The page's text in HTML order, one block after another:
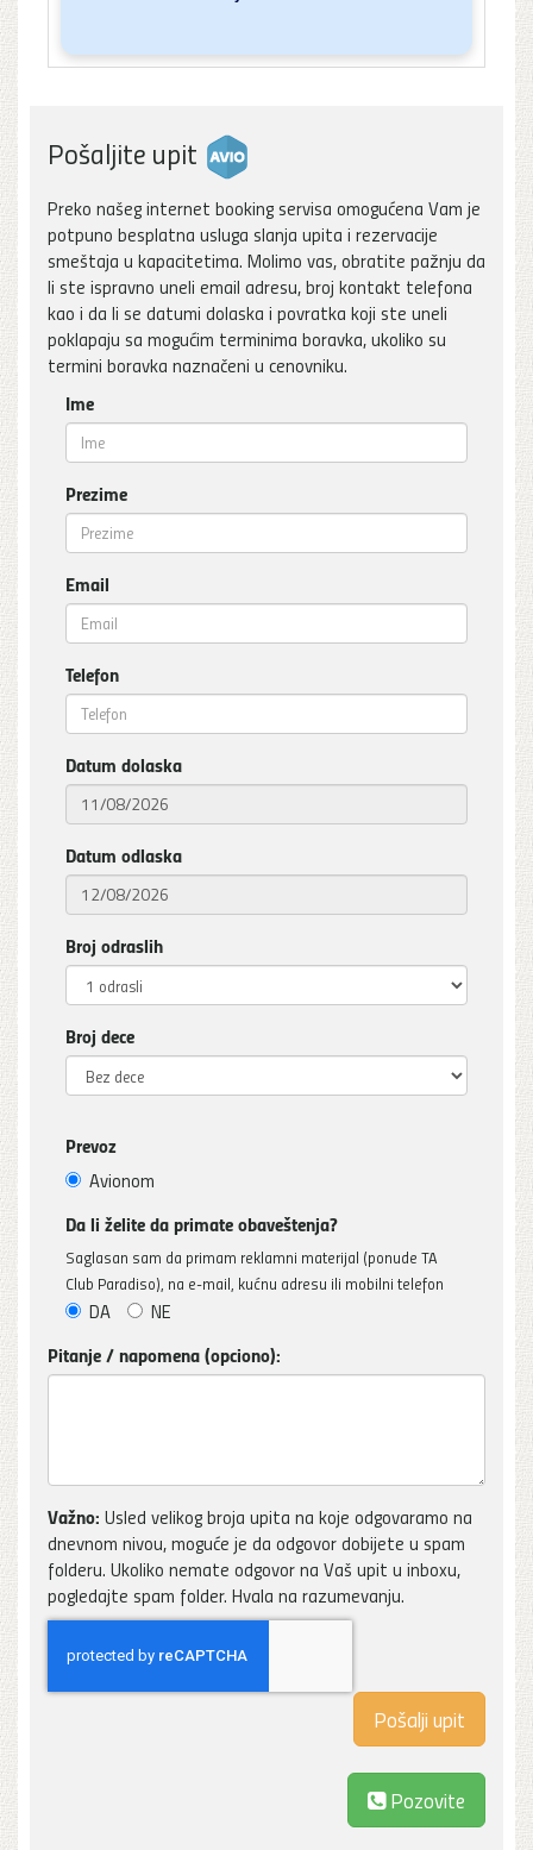
Pošaljite upit
Preko našeg internet booking servisa omogućena Vam je
potpuno besplatna usluga slanja upita i rezervacije
smeštaja u kapacitetima. Molimo vas, obratite pažnju da
li ste ispravno uneli email adresu, broj kontakt telefona
kao i da li se datumi dolaska i povratka koji ste uneli
poklapaju sa mogućim terminima boravka, ukoliko su
termini boravka naznačeni u cenovniku.
Ime
Prezime
Email
Telefon
Datum dolaska
Datum odlaska
Broj odraslih
Broj dece
Prevoz
Avionom
Da li želite da primate obaveštenja?
Saglasan sam da primam reklamni materijal (ponude TA
Club Paradiso), na e-mail, kućnu adresu ili mobilni telefon
DA NE
Pitanje / napomena (opciono):
Važno: Usled velikog broja upita na koje odgovaramo na
dnevnom nivou, moguće je da odgovor dobijete u spam
folderu. Ukoliko nemate odgovor na Vaš upit u inboxu,
pogledajte spam folder. Hvala na razumevanju.
Pozovite